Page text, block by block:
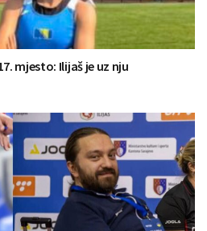
mjesto: Ilijaš je uz nju